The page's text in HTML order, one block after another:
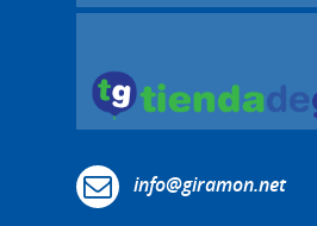
info@giramon.net